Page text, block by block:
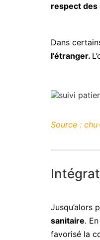
respect des
Dans
l’étranger.
Source :
Jusqu’alors
sanitaire.
favorisé la